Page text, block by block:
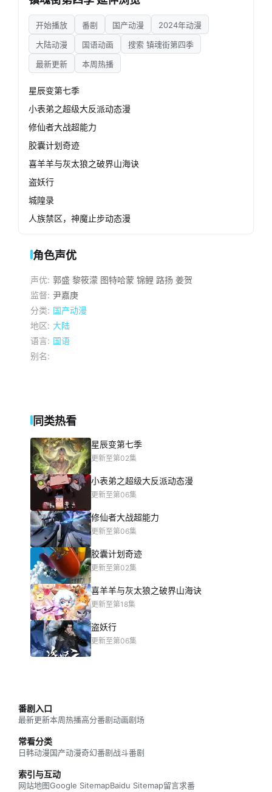
开始播放 番剧 国产动漫
2024年动漫
大陆动漫
国语动画
搜索 镇魂街第四季
最新更新
本周热播
星辰变第七季
小表弟之超级大反派动态漫
修仙者大战超能力
胶囊计划奇迹
喜羊羊与灰太狼之破界山海诀
盗妖行
城隍录
人族禁区，神魔止步动态漫
角色声优
声优: 郭盛 黎筱濛 图特哈蒙 锦鲤 路扬 姜贺
监督: 尹嘉庚
分类: 国产动漫
地区: 大陆
语言: 国语
别名:
同类热看
星辰变第七季
更新至第02集
小表弟之超级大反派动态漫
更新至第06集
修仙者大战超能力
更新至第06集
胶囊计划奇迹
更新至第02集
喜羊羊与灰太狼之破界山海诀
更新至第18集
盗妖行
更新至第06集
番剧入口
最新更新本周热播高分番剧动画剧场
常看分类
日韩动漫国产动漫奇幻番剧战斗番剧
索引与互动
网站地图Google SitemapBaidu Sitemap留言求番